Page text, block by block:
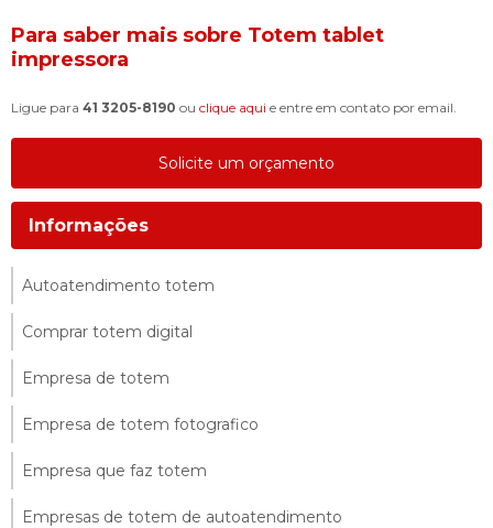
Para saber mais sobre Totem tablet
impressora
Ligue para 41 3205-8190 ou clique aqui e entre em contato por email.
Solicite um orçamento
Informações
Autoatendimento totem
Comprar totem digital
Empresa de totem
Empresa de totem fotografico
Empresa que faz totem
Empresas de totem de autoatendimento